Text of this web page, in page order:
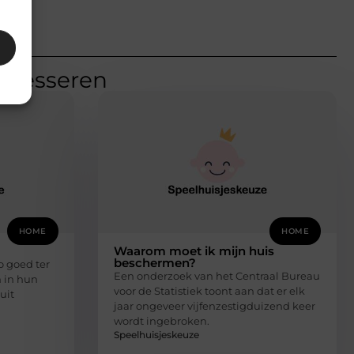
HOME
goed ter
in hun
HOME
Waarom moet ik mijn huis
beschermen?
Een onderzoek van het Centraal Bureau
voor de Statistiek toont aan dat er elk
jaar ongeveer vijfenzestigduizend keer
wordt ingebroken.
Speelhuisjeskeuze